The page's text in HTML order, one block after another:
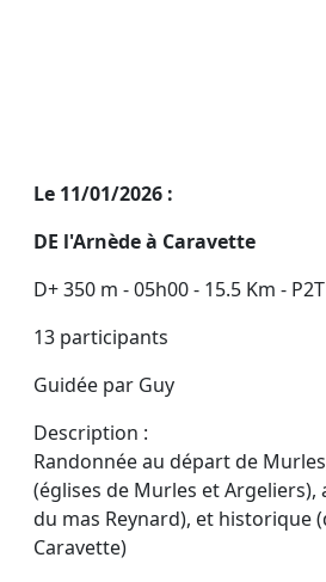
Le 11/01/2026 :
DE l'Arnède à Caravette
D+ 350 m - 05h00 - 15.5 Km -
13 participants
Guidée par Guy
Description :
Randonnée au départ de
(églises de Murles et
du mas Reynard), et historique
Caravette)